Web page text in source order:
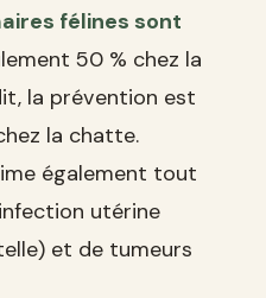
félines sont
50 % chez la
la prévention est
la chatte.
également tout
utérine
et de tumeurs